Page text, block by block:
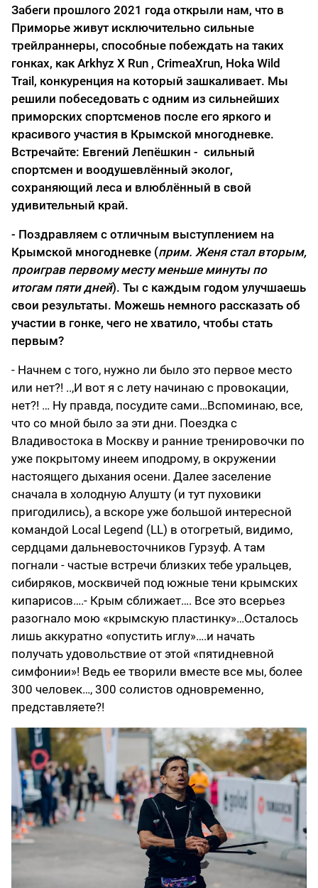
Забеги прошлого 2021 года открыли нам, что в
Приморье живут исключительно сильные
трейлраннеры, способные побеждать на таких
гонках, как Arkhyz X Run , CrimeaXrun, Hoka Wild
Trail, конкуренция на который зашкаливает. Мы
решили побеседовать с одним из сильнейших
приморских спортсменов после его яркого и
красивого участия в Крымской многодневке.
Встречайте: Евгений Лепёшкин - сильный
спортсмен и воодушевлённый эколог,
сохраняющий леса и влюблённый в свой
удивительный край.
- Поздравляем с отличным выступлением на
Крымской многодневке (прим. Женя стал вторым,
проиграв первому месту меньше минуты по
итогам пяти дней). Ты с каждым годом улучшаешь
свои результаты. Можешь немного рассказать об
участии в гонке, чего не хватило, чтобы стать
первым?
- Начнем с того, нужно ли было это первое место
или нет?! ..,И вот я с лету начинаю с провокации,
нет?! … Ну правда, посудите сами…Вспоминаю, все,
что со мной было за эти дни. Поездка с
Владивостока в Москву и ранние тренировочки по
уже покрытому инеем иподрому, в окружении
настоящего дыхания осени. Далее заселение
сначала в холодную Алушту (и тут пуховики
пригодились), а вскоре уже большой интересной
командой Local Legend (LL) в отогретый, видимо,
сердцами дальневосточников Гурзуф. А там
погнали - частые встречи близких тебе уральцев,
сибиряков, москвичей под южные тени крымских
кипарисов….- Крым сближает…. Все это всерьез
разогнало мою «крымскую пластинку»…Осталось
лишь аккуратно «опустить иглу»….и начать
получать удовольствие от этой «пятидневной
симфонии»! Ведь ее творили вместе все мы, более
300 человек…, 300 солистов одновременно,
представляете?!